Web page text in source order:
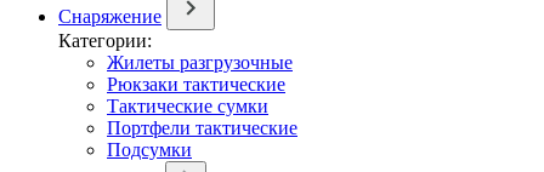
Снаряжение
Категории:
Жилеты разгрузочные
Рюкзаки тактические
Тактические сумки
Портфели тактические
Подсумки